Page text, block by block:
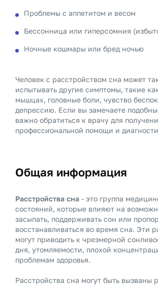
Проблемы с аппетитом и весом
Бессонница или гиперсомния
Ночные кошмары или бред ночью
Человек с расстройством сна может
испытывать другие симптомы, такие
мышцах, головные боли, чувство
депрессию. Если вы замечаете
важно обратиться к врачу для
профессиональной помощи и
Общая информация
Расстройства сна - это группа
состояний, которые влияют на
засыпать, поддерживать сон или
восстанавливаться во время сна. Эти
могут приводить к чрезмерной
дня, утомляемости, плохой
проблемам здоровья.
Расстройства сна могут быть вызваны